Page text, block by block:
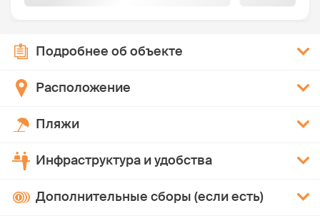
Подробнее об объекте
Расположение
Пляжи
Инфраструктура и удобства
Дополнительные сборы (если есть)